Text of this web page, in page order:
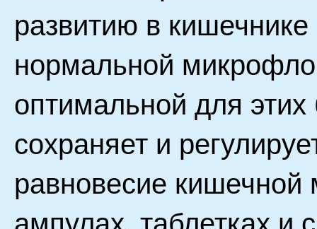
развитию в
нормальной
оптимальной для
сохраняет и
равновесие